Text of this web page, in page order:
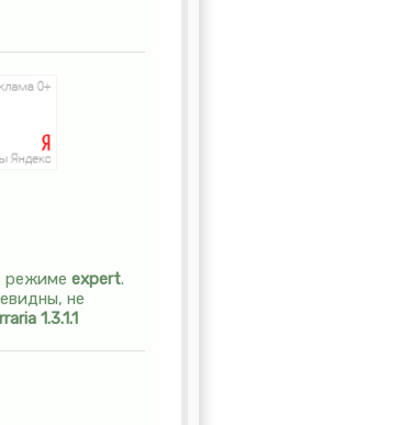
режиме expert.
не
1.3.1.1